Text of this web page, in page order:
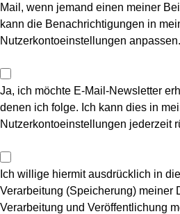
Mail, wenn jemand einen meiner
kann die Benachrichtigungen in
Nutzerkontoeinstellungen anpassen.
Ja, ich möchte E-Mail-Newsletter
denen ich folge. Ich kann dies in
Nutzerkontoeinstellungen jederzeit
Ich willige hiermit ausdrücklich in
Verarbeitung (Speicherung) meiner
Verarbeitung und Veröffentlichung